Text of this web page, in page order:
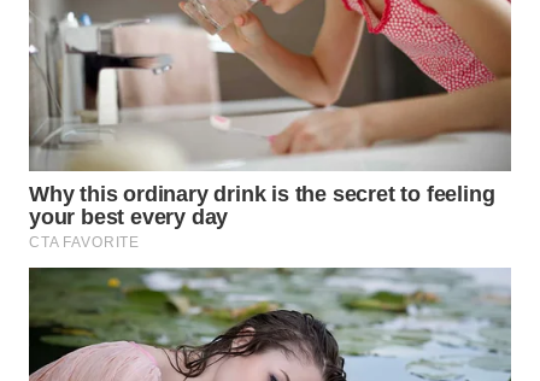
WN
SULSEL
WN
GORONTALO
WN
SULUT
WN
MALUKU
WN